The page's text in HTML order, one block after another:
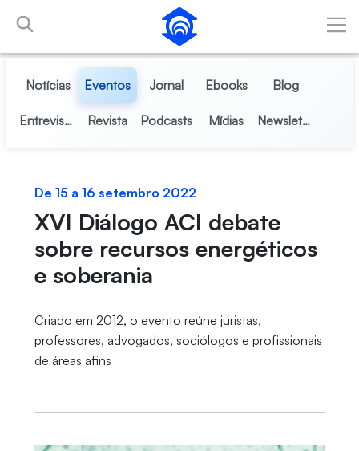
Pular para o Conteúdo principal
Notícias Eventos Jornal Ebooks Blog
Entrevistas Revista Podcasts Mídias Newsletter
De 15 a 16 setembro 2022
XVI Diálogo ACI debate
sobre recursos energéticos
e soberania
Criado em 2012, o evento reúne juristas,
professores, advogados, sociólogos e profissionais
de áreas afins